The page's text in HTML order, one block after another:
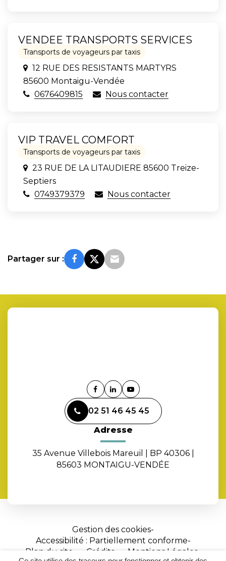
VENDEE TRANSPORTS SERVICES
Transports de voyageurs par taxis
12 RUE DES RESISTANTS MARTYRS
85600 Montaigu-Vendée
0676409815
Nous contacter
VIP TRAVEL COMFORT
Transports de voyageurs par taxis
23 RUE DE LA LITAUDIERE 85600 Treize-
Septiers
0749379379
Nous contacter
Partager sur :
Lien
le
compte
Facebook
Lien
le
compte
Linkedin
Lien
la
chaîne
Youtube
02 51 46 45 45
Adresse
35 Avenue Villebois Mareuil | BP 40306 |
85603 MONTAIGU-VENDÉE
Gestion des cookies
Accessibilité : Partiellement conforme
Plan du site
Crédits
Mentions Légales